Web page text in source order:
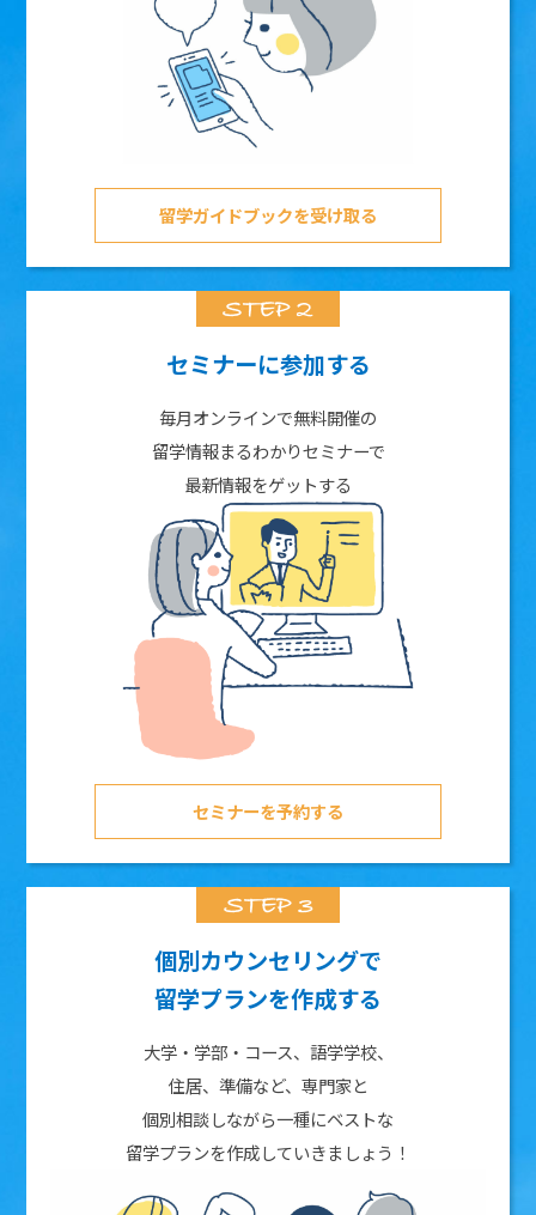
留学ガイドブックを受け取る
セミナーに参加する
毎月オンラインで無料開催の
留学情報まるわかりセミナーで
最新情報をゲットする
セミナーを予約する
個別カウンセリングで
留学プランを作成する
大学・学部・コース、語学学校、
住居、準備など、専門家と
個別相談しながら一種にベストな
留学プランを作成していきましょう！